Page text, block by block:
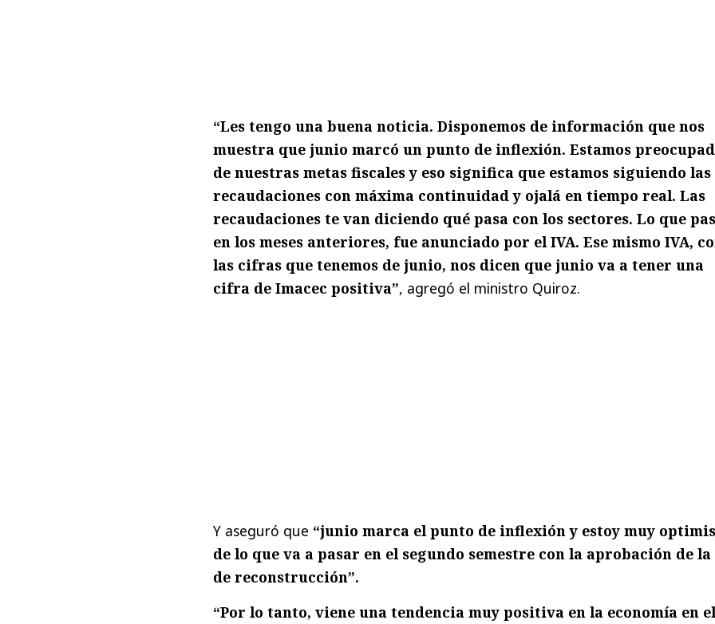
“Les tengo una buena noticia. Disponemos de información que nos
muestra que junio marcó un punto de inflexión. Estamos
de nuestras metas fiscales y eso significa que estamos siguiendo las
recaudaciones con máxima continuidad y ojalá en tiempo real. Las
recaudaciones te van diciendo qué pasa con los sectores. Lo que
en los meses anteriores, fue anunciado por el IVA. Ese mismo IVA,
las cifras que tenemos de junio, nos dicen que junio va a tener una
cifra de Imacec positiva”, agregó el ministro Quiroz.
Y aseguró que “junio marca el punto de inflexión y estoy muy
de lo que va a pasar en el segundo semestre con la aprobación de la
de reconstrucción”.
“Por lo tanto, viene una tendencia muy positiva en la economía en el